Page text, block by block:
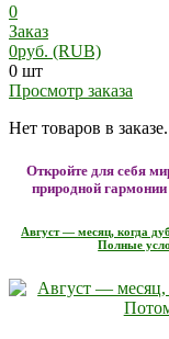
0
Заказ
0руб. (RUB)
0 шт
Просмотр заказа
Нет товаров в заказе.
Откройте для себя
природной
Август — месяц, когда
Полные